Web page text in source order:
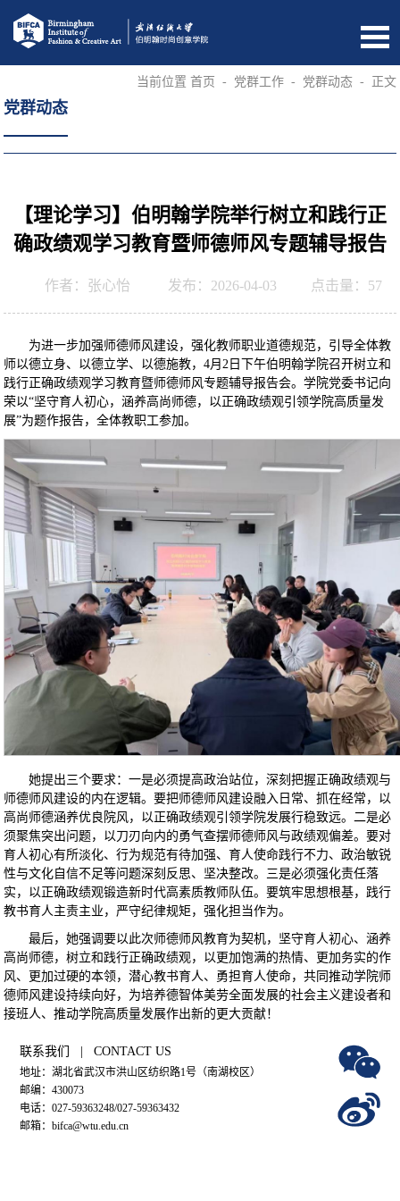
党群动态
当前位置 首页 - 党群工作 - 党群动态 - 正文
【理论学习】伯明翰学院举行树立和践行正
确政绩观学习教育暨师德师风专题辅导报告
作者：张心怡 发布：2026-04-03 点击量： 57
为进一步加强师德师风建设，强化教师职业道德规范，引导全体教
师以德立身、以德立学、以德施教，4月2日下午伯明翰学院召开树立和
践行正确政绩观学习教育暨师德师风专题辅导报告会。学院党委书记向
荣以“坚守育人初心，涵养高尚师德，以正确政绩观引领学院高质量发
展”为题作报告，全体教职工参加。
她提出三个要求：一是必须提高政治站位，深刻把握正确政绩观与
师德师风建设的内在逻辑。要把师德师风建设融入日常、抓在经常，以
高尚师德涵养优良院风，以正确政绩观引领学院发展行稳致远。二是必
须聚焦突出问题，以刀刃向内的勇气查摆师德师风与政绩观偏差。要对
育人初心有所淡化、行为规范有待加强、育人使命践行不力、政治敏锐
性与文化自信不足等问题深刻反思、坚决整改。三是必须强化责任落
实，以正确政绩观锻造新时代高素质教师队伍。要筑牢思想根基，践行
教书育人主责主业，严守纪律规矩，强化担当作为。
最后，她强调要以此次师德师风教育为契机，坚守育人初心、涵养
高尚师德，树立和践行正确政绩观，以更加饱满的热情、更加务实的作
风、更加过硬的本领，潜心教书育人、勇担育人使命，共同推动学院师
德师风建设持续向好，为培养德智体美劳全面发展的社会主义建设者和
接班人、推动学院高质量发展作出新的更大贡献！
联系我们 | CONTACT US
地址：湖北省武汉市洪山区纺织路1号（南湖校区）
邮编：430073
电话：027-59363248/027-59363432
邮箱：bifca@wtu.edu.cn